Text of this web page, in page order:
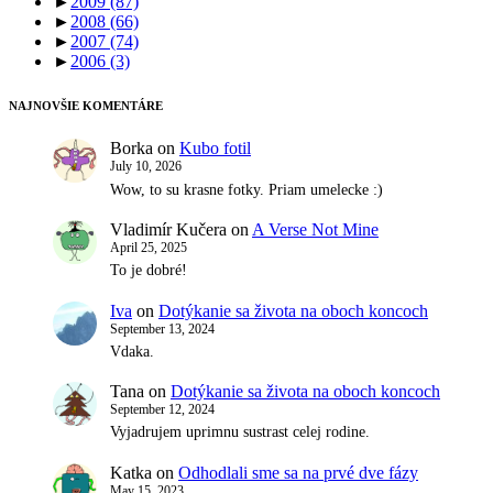
► 2008 (66)
► 2007 (74)
► 2006 (3)
NAJNOVŠIE KOMENTÁRE
Borka on Kubo fotil
July 10, 2026
Wow, to su krasne fotky. Priam umelecke :)
Vladimír Kučera on A Verse Not Mine
April 25, 2025
To je dobré!
Iva on Dotýkanie sa života na oboch koncoch
September 13, 2024
Vdaka.
Tana on Dotýkanie sa života na oboch koncoch
September 12, 2024
Vyjadrujem uprimnu sustrast celej rodine.
Katka on Odhodlali sme sa na prvé dve fázy